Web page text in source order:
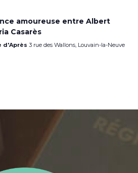
amoureuse entre Albert
Casarès
d'Après 3 rue des Wallons, Louvain-la-Neuve